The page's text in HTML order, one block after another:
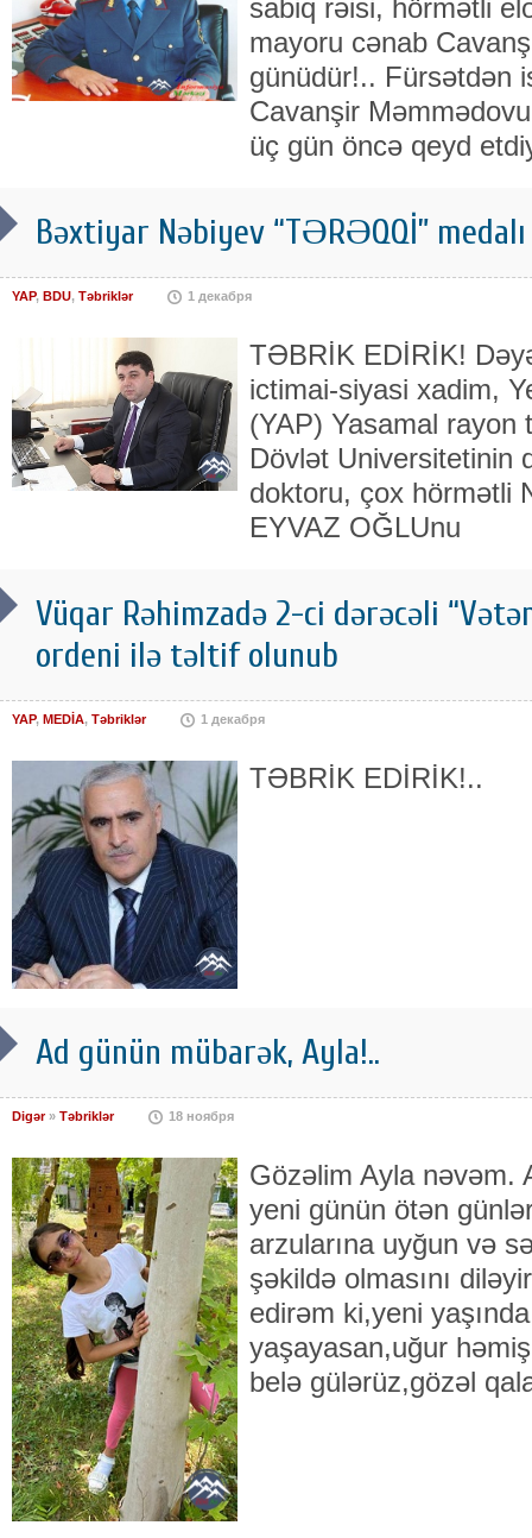
sabiq rəisi, hörmətli
mayoru cənab
günüdür!.. Fürsətdən
Cavanşir
üç gün öncə qeyd
Bəxtiyar Nəbiyev “TƏRƏQQİ”
YAP, BDU, Təbriklər 1 декабря
TƏBRİK EDİRİK!
ictimai-siyasi xadim,
(YAP) Yasamal rayon
Dövlət Universitetinin
doktoru, çox hörmətli
EYVAZ OĞLUnu
Vüqar Rəhimzadə 2-ci dərəcəli
ordeni ilə təltif olunub
YAP, MEDİA, Təbriklər 1 декабря
TƏBRİK EDİRİK!..
Ad günün mübarək, Ayla!..
Digər» Təbriklər 18 ноября
Gözəlim Ayla nəvəm.
yeni günün ötən
arzularına uyğun və
şəkildə olmasını
edirəm ki,yeni
yaşayasan,uğur
belə gülərüz,gözəl